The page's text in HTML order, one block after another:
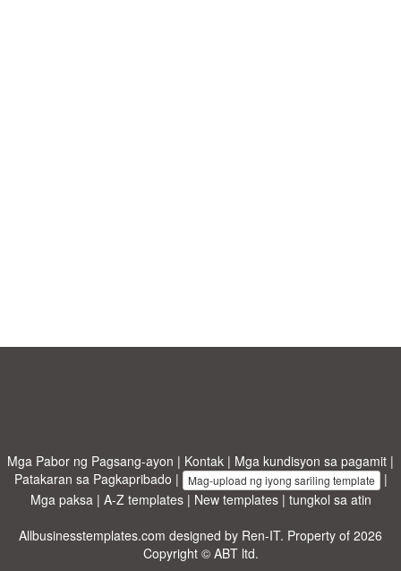
Mga Pabor ng Pagsang-ayon | Kontak | Mga kundisyon sa pagamit |
Patakaran sa Pagkapribado | Mag-upload ng iyong sariling template |
Mga paksa| A-Z templates| New templates| tungkol sa atin
Allbusinesstemplates.com designed by Ren-IT. Property of 2026
Copyright © ABT ltd.